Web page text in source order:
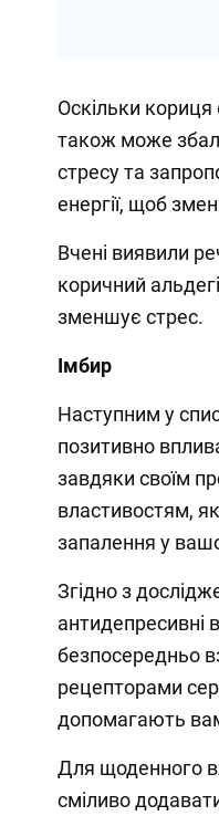
Оскільки
також може
стресу та
енергії, щоб
Вчені виявили
коричний
зменшує стрес.
Імбир
Наступним у
позитивно
завдяки своїм
властивостям,
запалення у
Згідно з
антидепресивні
безпосередньо
рецепторами
допомагають
Для щоденного
сміливо